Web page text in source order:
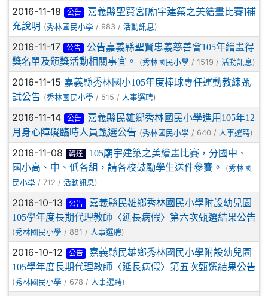
2016-11-18 公告
嘉義縣聖賢宮[廟宇建築之美繪畫比賽]補
充說明 (秀林國民小學 / 983 / 活動訊息 )
2016-11-17 公告
公告嘉義縣聖賢忠義慈善會105年繪畫得
獎名單及頒獎活動相關事宜。
(秀林國民小學 / 1519 / 活動訊息 )
2016-11-15 嘉義縣秀林國小105年度棒球專任運動教練甄
試公告 (秀林國民小學 / 515 / 人事選聘)
2016-11-14 公告
嘉義縣民雄鄉秀林國民小學進用105年12
月身心障礙臨時人員甄選公告 (秀林國民小學 / 640 / 人事選聘)
2016-11-08 轉達
105廟宇建築之美繪畫比賽，分國中、
國小高、中、低各組，請各校鼓勵學生送件參賽。
(秀林國
民小學 / 712 / 活動訊息 )
2016-10-13 公告
嘉義縣民雄鄉秀林國民小學附設幼兒園
105學年度長期代理教師〈延長病假〉第六次甄選結果公告
(秀林國民小學 / 881 / 人事選聘)
2016-10-12 公告
嘉義縣民雄鄉秀林國民小學附設幼兒園
105學年度長期代理教師〈延長病假〉第五次甄選結果公告
(秀林國民小學 / 678 / 人事選聘)